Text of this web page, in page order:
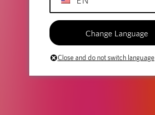
Change Language
Close and do not switch language